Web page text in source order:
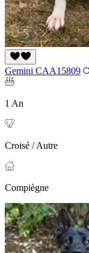
Gemini CAA15809
1 An
Croisé / Autre
Compiègne